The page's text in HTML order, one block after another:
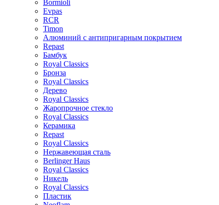
Bormioli
Evpas
RCR
Timon
Алюминий с антипригарным покрытием
Repast
Бамбук
Royal Classics
Бронза
Royal Classics
Дерево
Royal Classics
Жаропрочное стекло
Royal Classics
Керамика
Repast
Royal Classics
Нержавеющая сталь
Berlinger Haus
Royal Classics
Никель
Royal Classics
Пластик